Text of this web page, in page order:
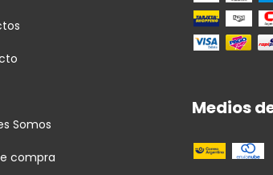
Somos
compra
Medios